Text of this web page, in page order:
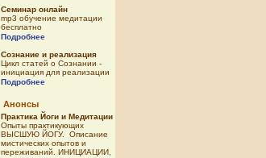
Семинар онлайн
mp3 обучение медитации
бесплатно
Подробнее
Сознание и реализация
Цикл статей о Сознании -
инициация для реализации
Подробнее
Анонсы
Практика Йоги и Медитации
Опыты практикующих
ВЫСШУЮ ЙОГУ. Описание
мистических опытов и
переживаний. ИНИЦИАЦИИ,